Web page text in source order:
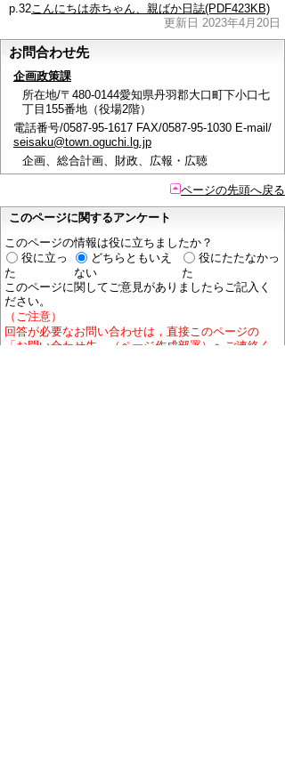
p.32こんにちは赤ちゃん、親ばか日誌(PDF423KB)
更新日 2023年4月20日
お問合わせ先
企画政策課
所在地/〒480-0144愛知県丹羽郡大口町下小口七
丁目155番地（役場2階）
電話番号/0587-95-1617 FAX/0587-95-1030 E-mail/
seisaku@town.oguchi.lg.jp
企画、総合計画、財政、広報・広聴
ページの先頭へ戻る
このページに関するアンケート
このページの情報は役に立ちましたか？
役に立っ
た
どちらともいえ
ない
役にたたなかっ
た
このページに関してご意見がありましたらご記入く
ださい。
（ご注意）
回答が必要なお問い合わせは，直接このページの
「お問い合わせ先」（ページ作成部署）へご連絡く